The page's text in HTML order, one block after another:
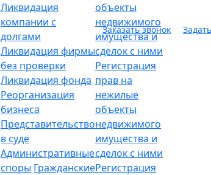
Ликвидация
компании с
долгами
Ликвидация фирмы
без проверки
Ликвидация фонда
Реорганизация
бизнеса
Представительство
в суде
Административные
споры Гражданские
объекты
недвижимого
имущества и
сделок с ними
Регистрация
прав на
нежилые
объекты
недвижимого
имущества и
сделок с ними
Регистрация
Заказать звонок